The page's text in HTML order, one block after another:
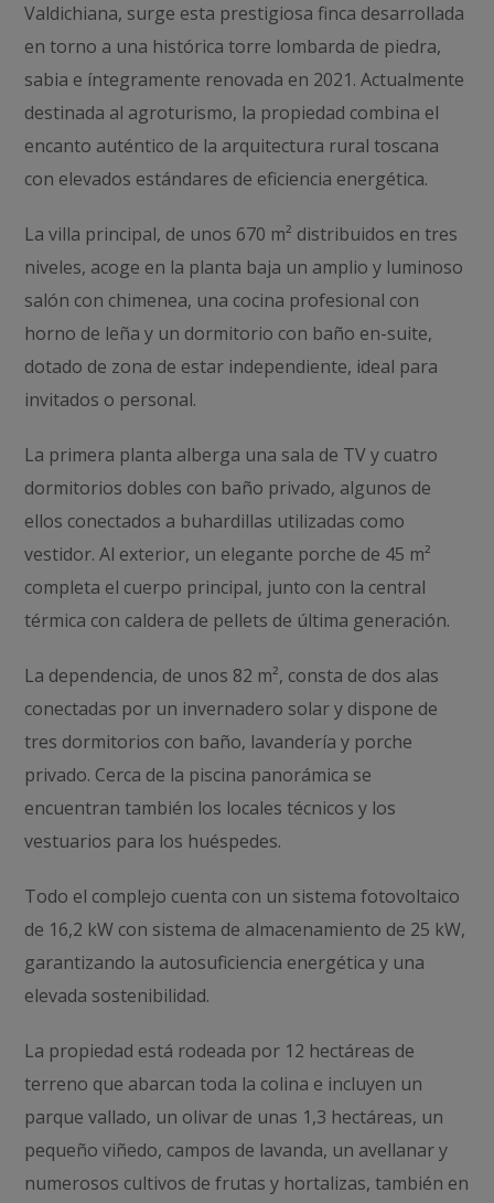
Valdichiana, surge esta prestigiosa finca desarrollada
en torno a una histórica torre lombarda de piedra,
sabia e íntegramente renovada en 2021. Actualmente
destinada al agroturismo, la propiedad combina el
encanto auténtico de la arquitectura rural toscana
con elevados estándares de eficiencia energética.
La villa principal, de unos 670 m² distribuidos en tres
niveles, acoge en la planta baja un amplio y luminoso
salón con chimenea, una cocina profesional con
horno de leña y un dormitorio con baño en-suite,
dotado de zona de estar independiente, ideal para
invitados o personal.
La primera planta alberga una sala de TV y cuatro
dormitorios dobles con baño privado, algunos de
ellos conectados a buhardillas utilizadas como
vestidor. Al exterior, un elegante porche de 45 m²
completa el cuerpo principal, junto con la central
térmica con caldera de pellets de última generación.
La dependencia, de unos 82 m², consta de dos alas
conectadas por un invernadero solar y dispone de
tres dormitorios con baño, lavandería y porche
privado. Cerca de la piscina panorámica se
encuentran también los locales técnicos y los
vestuarios para los huéspedes.
Todo el complejo cuenta con un sistema fotovoltaico
de 16,2 kW con sistema de almacenamiento de 25 kW,
garantizando la autosuficiencia energética y una
elevada sostenibilidad.
La propiedad está rodeada por 12 hectáreas de
terreno que abarcan toda la colina e incluyen un
parque vallado, un olivar de unas 1,3 hectáreas, un
pequeño viñedo, campos de lavanda, un avellanar y
numerosos cultivos de frutas y hortalizas, también en